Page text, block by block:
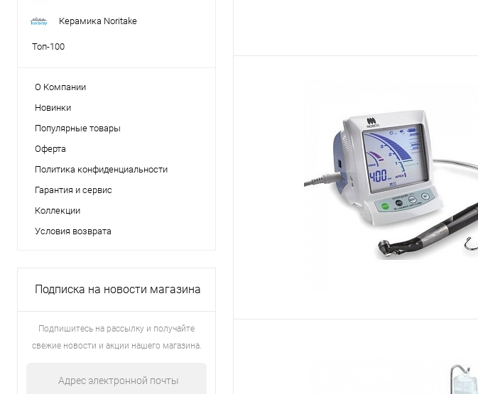
Керамика Noritake
Топ-100
О Компании
Новинки
Популярные товары
Оферта
Политика конфиденциальности
Гарантия и сервис
Коллекции
Условия возврата
Подписка на новости магазина
Подпишитесь на рассылку и получайте
свежие новости и акции нашего магазина.